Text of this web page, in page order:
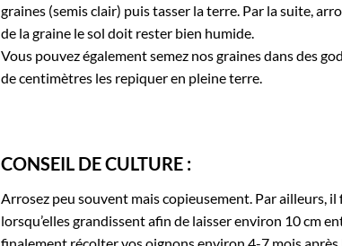
graines (semis clair) puis tasser la terre. Par la suite,
de la graine le sol doit rester bien humide.
Vous pouvez également semez nos graines dans des
de centimètres les repiquer en pleine terre.
CONSEIL DE CULTURE :
Arrosez peu souvent mais copieusement. Par ailleurs,
lorsqu’elles grandissent afin de laisser environ 10 cm
finalement récolter vos oignons environ 4-7 mois après